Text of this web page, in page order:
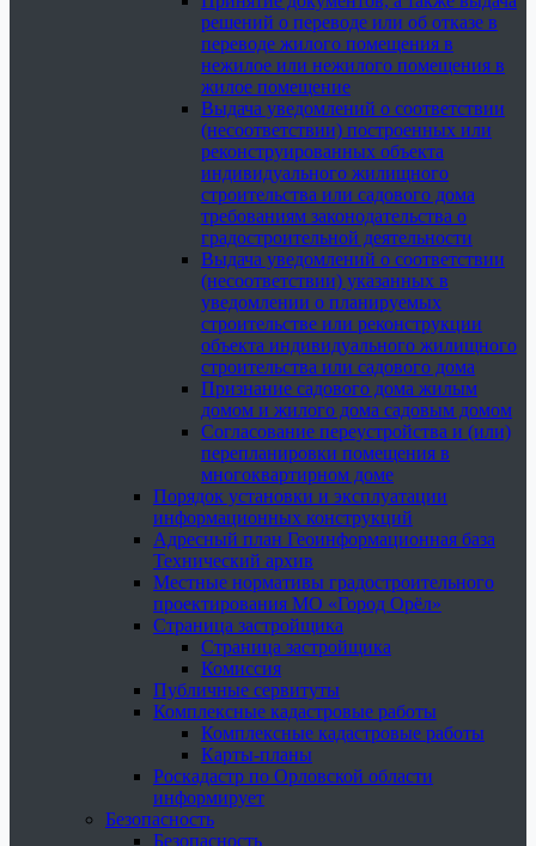
решений о переводе или об отказе в
переводе жилого помещения в
нежилое или нежилого помещения в
жилое помещение
Выдача уведомлений о соответствии
(несоответствии) построенных или
реконструированных объекта
индивидуального жилищного
строительства или садового дома
требованиям законодательства о
градостроительной деятельности
Выдача уведомлений о соответствии
(несоответствии) указанных в
уведомлении о планируемых
строительстве или реконструкции
объекта индивидуального жилищного
строительства или садового дома
Признание садового дома жилым
домом и жилого дома садовым домом
Согласование переустройства и (или)
перепланировки помещения в
многоквартирном доме
Порядок установки и эксплуатации
информационных конструкций
Адресный план Геоинформационная база
Технический архив
Местные нормативы градостроительного
проектирования МО «Город Орёл»
Страница застройщика
Страница застройщика
Комиссия
Публичные сервитуты
Комплексные кадастровые работы
Комплексные кадастровые работы
Карты-планы
Роскадастр по Орловской области
информирует
Безопасность
Безопасность